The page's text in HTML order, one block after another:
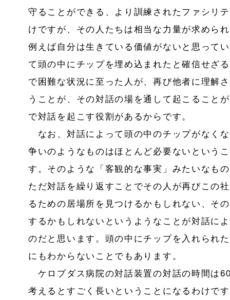
守ることができる、より訓練されたファシリ
けですが、その人たちは相当な力量が求めら
例えば自分は生きている価値がないと思って
て頭の中にチップを埋め込まれたと確信せざ
で困難な状況に至った人が、再び他者に理解
うことが、その対話の場を通して起こること
で対話を起こす役割があるからです。
なお、対話によって頭の中のチップがなく
争いのようなものはほとんど必要ないという
す。そのような「客観的な事実」みたいなも
ただ対話を繰り返すことでその人が再びこの
るための居場所を見つけるかもしれない、そ
するかもしれないというようなことが対話に
のだと思います。頭の中にチップを入れられ
にもわからないことでもあります。
ケロプダス病院の対話装置の対話の時間は
考えるとすごく長いということになるわけで